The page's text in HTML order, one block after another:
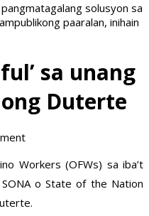
solusyon sa
paaralan, inihain
sa unang
Duterte
Workers (OFWs) sa iba’t
o State of the Nation